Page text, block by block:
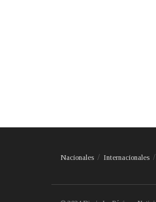
Nacionales Internacionales